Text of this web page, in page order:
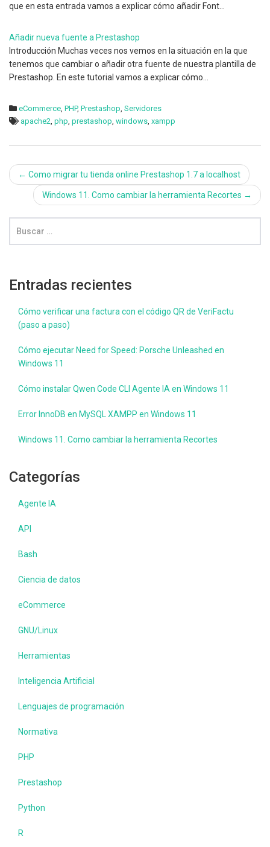
que en esta entrada vamos a explicar cómo añadir Font…
Añadir nueva fuente a Prestashop
Introducción Muchas veces nos vemos en la situación en la que
tenemos que cambiar o añadir otra fuente de nuestra plantilla de
Prestashop. En este tutorial vamos a explicar cómo…
eCommerce, PHP, Prestashop, Servidores
apache2, php, prestashop, windows, xampp
Navegación
entradas
← Como migrar tu tienda online Prestashop 1.7 a localhost
Windows 11. Como cambiar la herramienta Recortes →
Entradas recientes
Cómo verificar una factura con el código QR de VeriFactu
(paso a paso)
Cómo ejecutar Need for Speed: Porsche Unleashed en
Windows 11
Cómo instalar Qwen Code CLI Agente IA en Windows 11
Error InnoDB en MySQL XAMPP en Windows 11
Windows 11. Como cambiar la herramienta Recortes
Categorías
Agente IA
API
Bash
Ciencia de datos
eCommerce
GNU/Linux
Herramientas
Inteligencia Artificial
Lenguajes de programación
Normativa
PHP
Prestashop
Python
R